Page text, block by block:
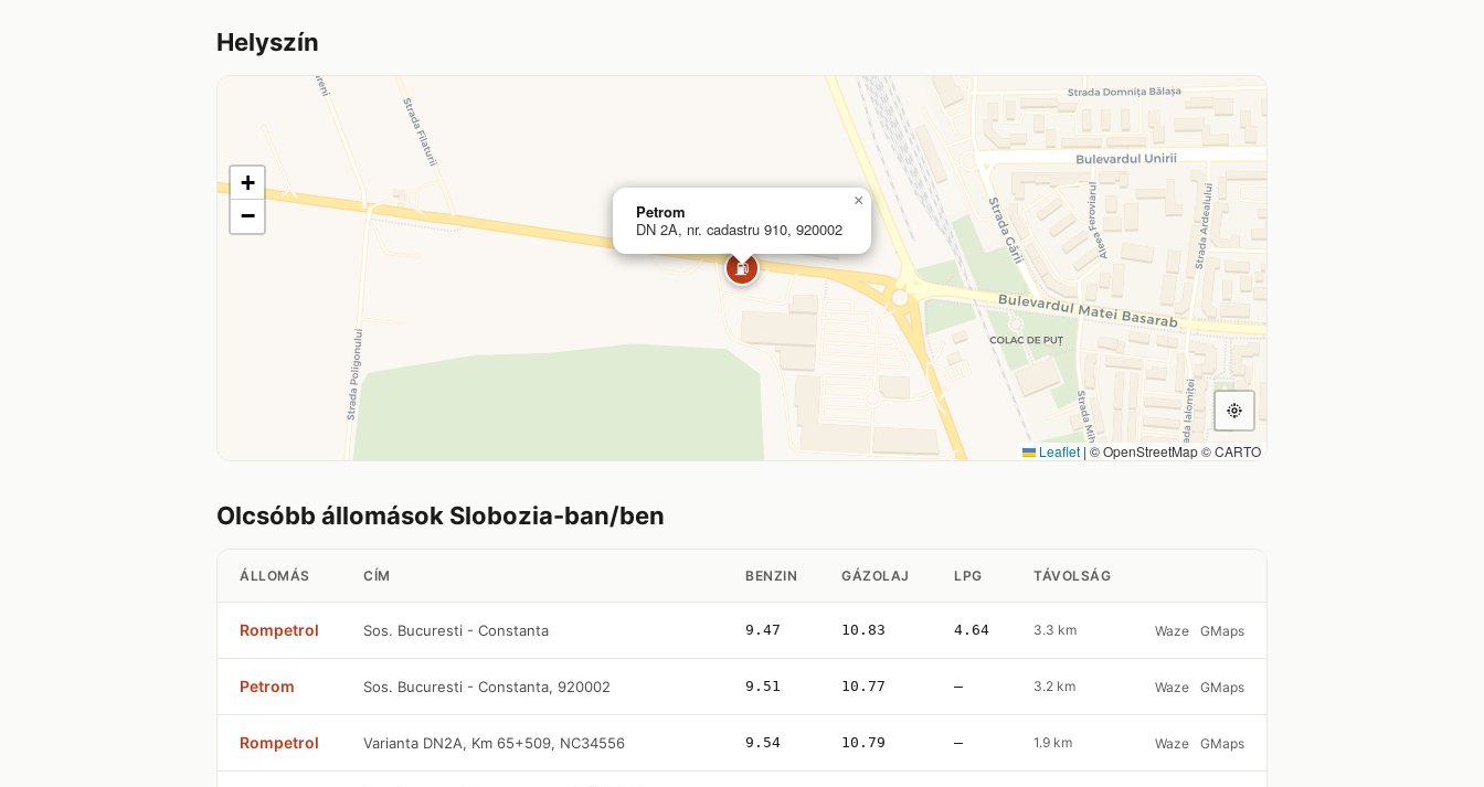
Helyszín
⛽
Petrom
DN 2A, nr. cadastru 910, 920002
×
+
−
Leaflet | © OpenStreetMap © CARTO
Olcsóbb állomások Slobozia-ban/ben
ÁLLOMÁS CÍM BENZIN GÁZOLAJ LPG TÁVOLSÁG
Rompetrol Sos. Bucuresti - Constanta 9.47 10.83 4.64 3.3 km Waze GMaps
Petrom Sos. Bucuresti - Constanta, 920002 9.51 10.77 — 3.2 km Waze GMaps
Rompetrol Varianta DN2A, Km 65+509, NC34556 9.54 10.79 — 1.9 km Waze GMaps